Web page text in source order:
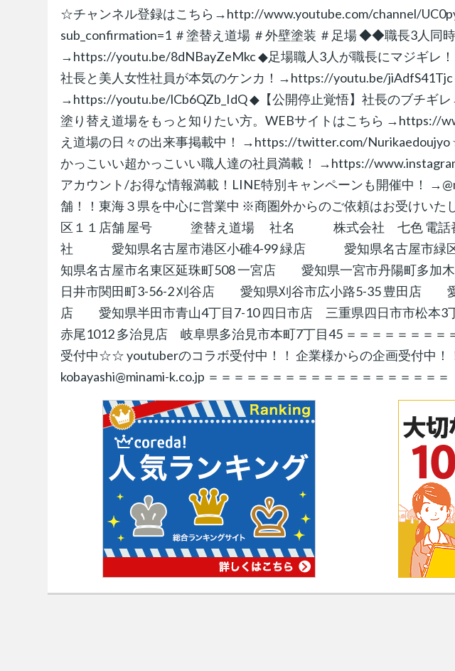
☆チャンネル登録はこちら→http://www.youtube.com/channel/
sub_confirmation=1 ＃塗替え道場 ＃外壁塗装 ＃足場 ◆◆職長3人同
→https://youtu.be/8dNBayZeMkc ◆足場職人3人が職長にマジギレ
社長と美人女性社員が本気のケンカ！→https://youtu.be/jiAdfS41Tjc
→https://youtu.be/lCb6QZb_IdQ ◆【公開停止覚悟】社長のブチギ
塗り替え道場をもっと知りたい方。WEBサイトはこちら →https://
え道場の日々の出来事掲載中！ →https://twitter.com/
かっこいい超かっこいい職人達の社員満載！ →https://
アカウント/お得な情報満載！LINE特別キャンペーンも開催中！
舗！！東海３県を中心に営業中 ※商圏外からのご依頼はお受けいた
区１１店舗 屋号 塗替え道場 社名 株式会社 七色 電話番
社 愛知県名古屋市港区小碓4-99 緑店 愛知県名古屋市緑
知県名古屋市名東区延珠町508 一宮店 愛知県一宮市丹陽町多加
日井市関田町3-56-2 刈谷店 愛知県刈谷市広小路5-35 豊田店 愛
店 愛知県半田市青山4丁目7-10 四日市店 三重県四日市市松本
赤尾1012 多治見店 岐阜県多治見市本町7丁目45 ＝＝＝＝＝＝＝
受付中☆☆ youtuberのコラボ受付中！！ 企業様からの企画受付中！
kobayashi@minami-k.co.jp ＝＝＝＝＝＝＝＝＝＝＝＝＝＝＝＝＝＝＝